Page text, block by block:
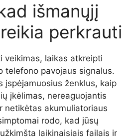
išmanųjį
perkrauti
veikimas, laikas atkreipti
telefono pavojaus signalus.
įspėjamuosius ženklus, kaip
įkėlimas, nereaguojantis
netikėtas akumuliatoriaus
rodo, kad jūsų
laikinaisiais failais ir